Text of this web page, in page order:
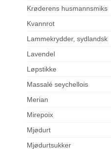
Krøderens husmannsmiks
Kvannrot
Lammekrydder, sydlandsk
Lavendel
Løpstikke
Massalé seychellois
Merian
Mirepoix
Mjødurt
Mjødurtsukker